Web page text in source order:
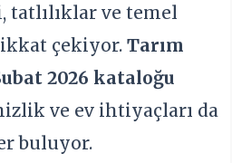
tatlılıklar ve temel
çekiyor.Tarım
2026 kataloğu
ve ev ihtiyaçları da
buluyor.